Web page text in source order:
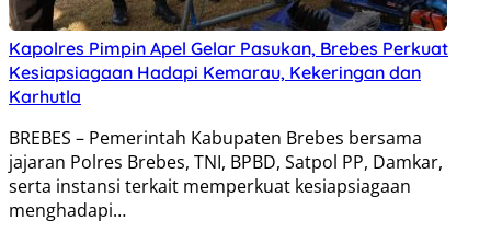
Kapolres Pimpin Apel Gelar Pasukan, Brebes Perkuat
Kesiapsiagaan Hadapi Kemarau, Kekeringan dan
Karhutla
BREBES – Pemerintah Kabupaten Brebes bersama
jajaran Polres Brebes, TNI, BPBD, Satpol PP, Damkar,
serta instansi terkait memperkuat kesiapsiagaan
menghadapi…